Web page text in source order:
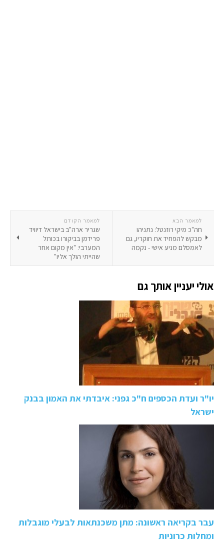
למאמר הקודם
שגריר ארה"ב בישראל דיוויד
פרידמן בביקורו בכותל
המערבי: "אין מקום אחר
שהייתי הולך אליו"
למאמר הבא
חה"כ מיקי רוזנטל: נתניהו
מבקש להפחיד את חוקריו, גם
לאמסלם מניע אישי - נקמה
אולי יעניין אותך גם
יו"ר ועדת הכספים ח"כ גפני: איבדתי את האמון בבנק
ישראל
עבר בקריאה ראשונה: מתן משכנתאות לבעלי מוגבלות
ומחלות כרוניות